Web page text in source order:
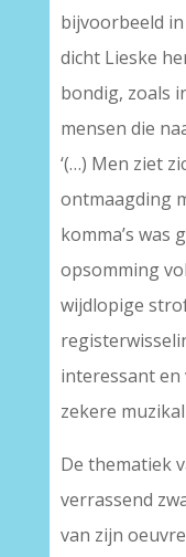
bijvoorbeeld in
dicht Lieske
bondig, zoals
mensen die
‘(…) Men ziet
ontmaagding
komma’s was
opsomming
wijdlopige
interessant en
zekere
De thematiek
verrassend
van zijn